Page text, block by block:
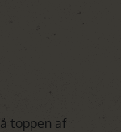
toppen af